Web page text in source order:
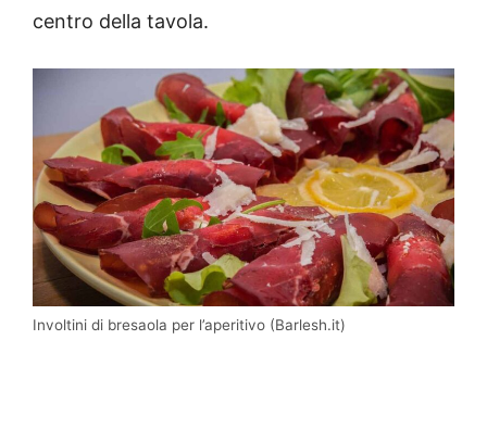
centro della tavola.
Involtini di bresaola per l’aperitivo (Barlesh.it)